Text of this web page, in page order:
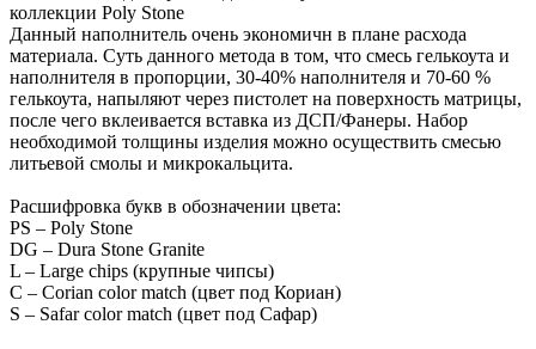
коллекции Poly Stone
Данный наполнитель очень экономичн в плане расхода
материала. Суть данного метода в том, что смесь гелькоута и
наполнителя в пропорции, 30-40% наполнителя и 70-60 %
гелькоута, напыляют через пистолет на поверхность матрицы,
после чего вклеивается вставка из ДСП/Фанеры. Набор
необходимой толщины изделия можно осуществить смесью
литьевой смолы и микрокальцита.
Расшифровка букв в обозначении цвета:
PS – Poly Stone
DG – Dura Stone Granite
L – Large chips (крупные чипсы)
C – Corian color match (цвет под Кориан)
S – Safar color match (цвет под Сафар)